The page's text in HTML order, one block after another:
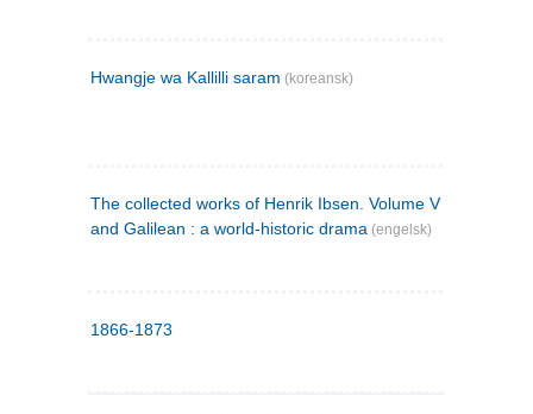
Hwangje wa Kallilli saram (koreansk)
The collected works of Henrik Ibsen. Volume V : Emperor
and Galilean : a world-historic drama (engelsk)
1866-1873